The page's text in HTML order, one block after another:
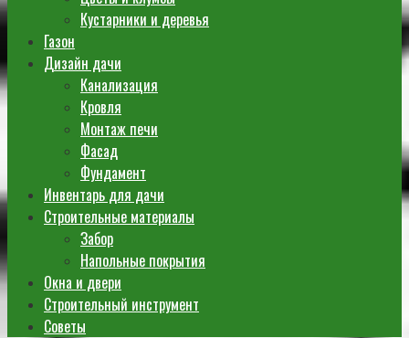
Кустарники и деревья
Газон
Дизайн дачи
Канализация
Кровля
Монтаж печи
Фасад
Фундамент
Инвентарь для дачи
Строительные материалы
Забор
Напольные покрытия
Окна и двери
Строительный инструмент
Советы